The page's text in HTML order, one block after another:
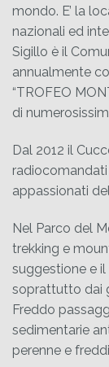
mondo. E’ la
nazionali ed
Sigillo è il
annualmente
“TROFEO
di
Dal 2012 il
appassionati
Nel Parco del
trekking e
suggestione e
soprattutto dai
Freddo
sedimentarie
perenne e